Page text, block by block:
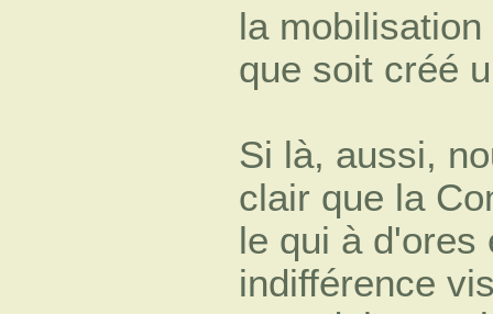
la
que soit créé
Si là, aussi,
clair que la
le qui à d'ores
indifférence